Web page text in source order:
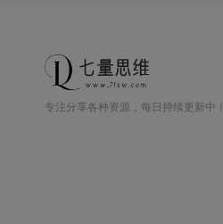
专注分享各种资源，每日持续更新中！